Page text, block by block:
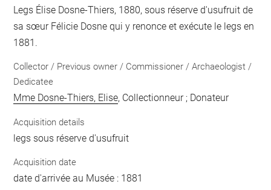
Legs Élise Dosne-Thiers, 1880, sous réserve d'usufruit de
sa sœur Félicie Dosne qui y renonce et exécute le legs en
1881.
Collector / Previous owner / Commissioner / Archaeologist /
Dedicatee
Mme Dosne-Thiers, Elise, Collectionneur ; Donateur
Acquisition details
legs sous réserve d'usufruit
Acquisition date
date d'arrivée au Musée : 1881